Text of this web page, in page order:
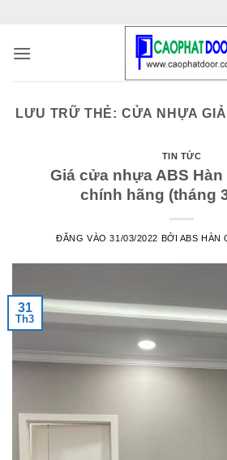
nội
LƯU TRỮ THẺ: CỬA NHỰA
TIN TỨC
Giá cửa nhựa ABS Hàn
chính hãng (tháng
ĐĂNG VÀO31/03/2022 BỞI ABS HÀN
31
Th3